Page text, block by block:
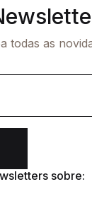
todas as
sobre: